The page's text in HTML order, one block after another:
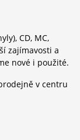
CD, MC,
zajímavosti a
nové i použité.
v centru